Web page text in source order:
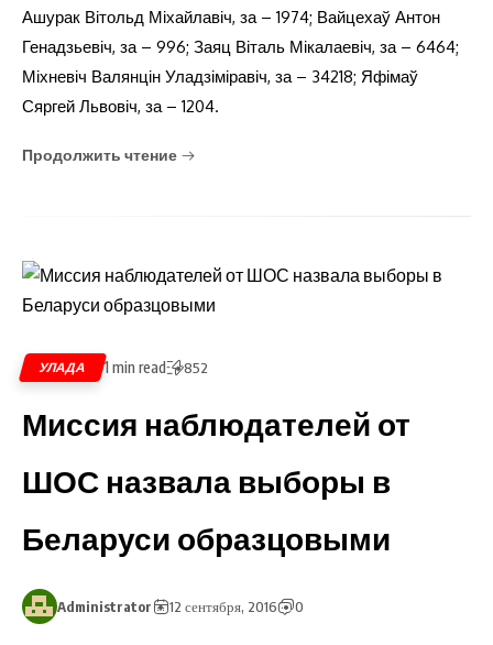
Ашурак Вітольд Міхайлавіч, за – 1974; Вайцехаў Антон
Генадзьевіч, за – 996; Заяц Віталь Мікалаевіч, за – 6464;
Міхневіч Валянцін Уладзіміравіч, за – 34218; Яфімаў
Сяргей Львовіч, за – 1204.
Продолжить чтение
УЛАДА 1 min read 852
Миссия наблюдателей от
ШОС назвала выборы в
Беларуси образцовыми
Administrator 12 сентября, 2016 0